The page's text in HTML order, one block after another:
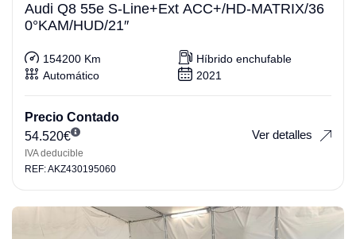
Audi Q8 55e S-Line+Ext ACC+/HD-MATRIX/36
0°KAM/HUD/21″
154200 Km
Híbrido enchufable
Automático
2021
Precio Contado
54.520€
IVA deducible
Ver detalles
REF: AKZ430195060